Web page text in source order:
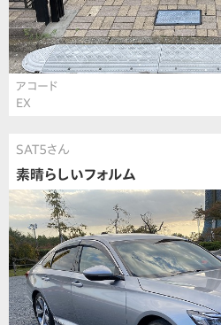
アコード
EX
SAT5さん
素晴らしいフォルム